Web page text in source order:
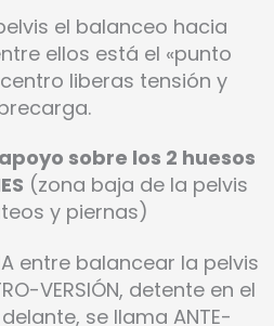
el balanceo hacia
ellos está el «punto
liberas tensión y
apoyo sobre los 2 huesos
(zona baja de la pelvis
y piernas)
entre balancear la pelvis
VERSIÓN, detente en el
se llama ANTE-